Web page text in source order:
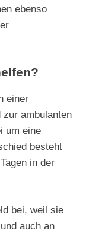
ebenso
einer
ambulanten
um eine
besteht
in der
bei, weil sie
auch an